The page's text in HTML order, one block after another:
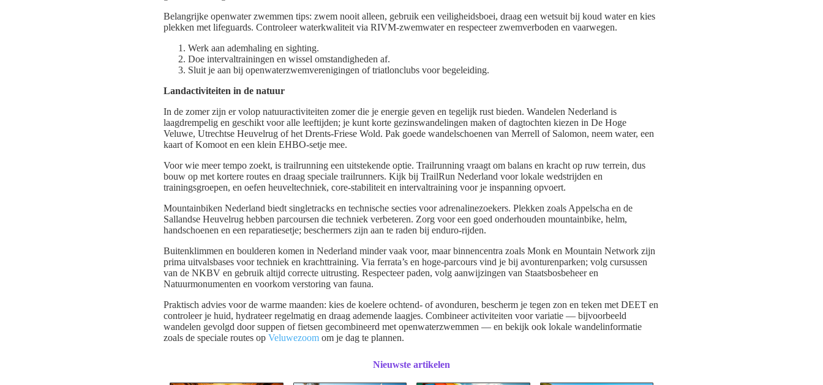
Belangrijke openwater zwemmen tips: zwem nooit alleen, gebruik een veiligheidsboei, draag een wetsuit bij koud water en kies
plekken met lifeguards. Controleer waterkwaliteit via RIVM-zwemwater en respecteer zwemverboden en vaarwegen.
Werk aan ademhaling en sighting.
Doe intervaltrainingen en wissel omstandigheden af.
Sluit je aan bij openwaterzwemverenigingen of triatlonclubs voor begeleiding.
Landactiviteiten in de natuur
In de zomer zijn er volop natuuractiviteiten zomer die je energie geven en tegelijk rust bieden. Wandelen Nederland is
laagdrempelig en geschikt voor alle leeftijden; je kunt korte gezinswandelingen maken of dagtochten kiezen in De Hoge
Veluwe, Utrechtse Heuvelrug of het Drents-Friese Wold. Pak goede wandelschoenen van Merrell of Salomon, neem water, een
kaart of Komoot en een klein EHBO-setje mee.
Voor wie meer tempo zoekt, is trailrunning een uitstekende optie. Trailrunning vraagt om balans en kracht op ruw terrein, dus
bouw op met kortere routes en draag speciale trailrunners. Kijk bij TrailRun Nederland voor lokale wedstrijden en
trainingsgroepen, en oefen heuveltechniek, core-stabiliteit en intervaltraining voor je inspanning opvoert.
Mountainbiken Nederland biedt singletracks en technische secties voor adrenalinezoekers. Plekken zoals Appelscha en de
Sallandse Heuvelrug hebben parcoursen die techniek verbeteren. Zorg voor een goed onderhouden mountainbike, helm,
handschoenen en een reparatiesetje; beschermers zijn aan te raden bij enduro-rijden.
Buitenklimmen en boulderen komen in Nederland minder vaak voor, maar binnencentra zoals Monk en Mountain Network zijn
prima uitvalsbases voor techniek en krachttraining. Via ferrata’s en hoge-parcours vind je bij avonturenparken; volg cursussen
van de NKBV en gebruik altijd correcte uitrusting. Respecteer paden, volg aanwijzingen van Staatsbosbeheer en
Natuurmonumenten en voorkom verstoring van fauna.
Praktisch advies voor de warme maanden: kies de koelere ochtend- of avonduren, bescherm je tegen zon en teken met DEET en
controleer je huid, hydrateer regelmatig en draag ademende laagjes. Combineer activiteiten voor variatie — bijvoorbeeld
wandelen gevolgd door suppen of fietsen gecombineerd met openwaterzwemmen — en bekijk ook lokale wandelinformatie
zoals de speciale routes op Veluwezoom om je dag te plannen.
Nieuwste artikelen